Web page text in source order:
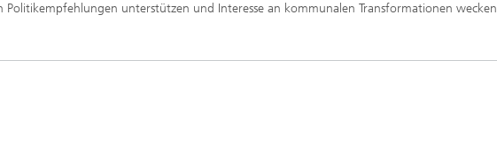
unterstützen und Interesse an kommunalen Transformationen wecken